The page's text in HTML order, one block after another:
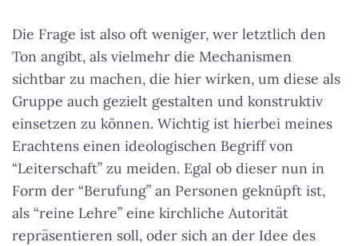
Die Frage ist also oft weniger, wer letztlich den
Ton angibt, als vielmehr die Mechanismen
sichtbar zu machen, die hier wirken, um diese als
Gruppe auch gezielt gestalten und konstruktiv
einsetzen zu können. Wichtig ist hierbei meines
Erachtens einen ideologischen Begriff von
“Leiterschaft” zu meiden. Egal ob dieser nun in
Form der “Berufung” an Personen geknüpft ist,
als “reine Lehre” eine kirchliche Autorität
repräsentieren soll, oder sich an der Idee des